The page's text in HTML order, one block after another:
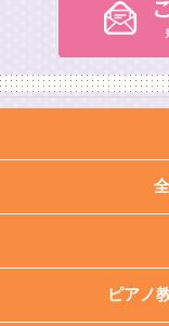
ピアノ